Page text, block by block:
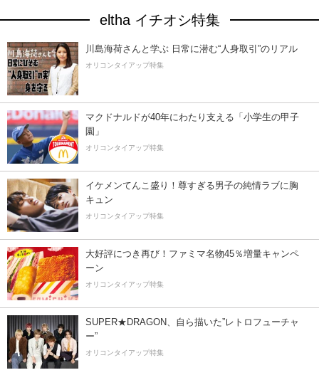
eltha イチオシ特集
川島海荷さんと学ぶ 日常に潜む“人身取引”のリアル
オリコンタイアップ特集
マクドナルドが40年にわたり支える「小学生の甲子
園」
オリコンタイアップ特集
イケメンてんこ盛り！尊すぎる男子の純情ラブに胸
キュン
オリコンタイアップ特集
大好評につき再び！ファミマ名物45％増量キャンペ
ーン
オリコンタイアップ特集
SUPER★DRAGON、自ら描いた”レトロフューチャ
ー”
オリコンタイアップ特集